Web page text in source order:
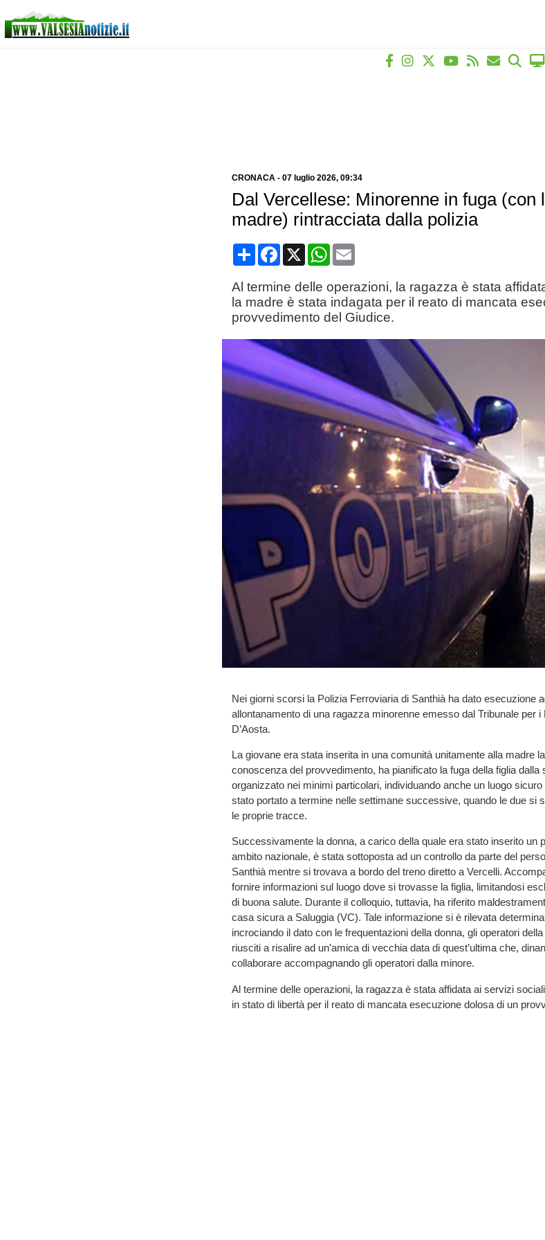
CRONACA- 07 luglio 2026, 09:34
Dal Vercellese: Minorenne in fuga (con
madre) rintracciata dalla polizia
CondividiFacebook
X WhatsApp
Email
Al termine delle operazioni, la ragazza è stata
la madre è stata indagata per il reato di mancata
provvedimento del Giudice.
Nei giorni scorsi la Polizia Ferroviaria di Santhià ha dato esecuzione
allontanamento di una ragazza minorenne emesso dal Tribunale per
D’Aosta.
La giovane era stata inserita in una comunità unitamente alla madre
conoscenza del provvedimento, ha pianificato la fuga della figlia dalla
organizzato nei minimi particolari, individuando anche un luogo
stato portato a termine nelle settimane successive, quando le due si
le proprie tracce.
Successivamente la donna, a carico della quale era stato inserito un
ambito nazionale, è stata sottoposta ad un controllo da parte del
Santhià mentre si trovava a bordo del treno diretto a Vercelli.
fornire informazioni sul luogo dove si trovasse la figlia, limitandosi
di buona salute. Durante il colloquio, tuttavia, ha riferito
casa sicura a Saluggia (VC). Tale informazione si è rilevata
incrociando il dato con le frequentazioni della donna, gli operatori
riusciti a risalire ad un’amica di vecchia data di quest’ultima che,
collaborare accompagnando gli operatori dalla minore.
Al termine delle operazioni, la ragazza è stata affidata ai servizi
in stato di libertà per il reato di mancata esecuzione dolosa di un